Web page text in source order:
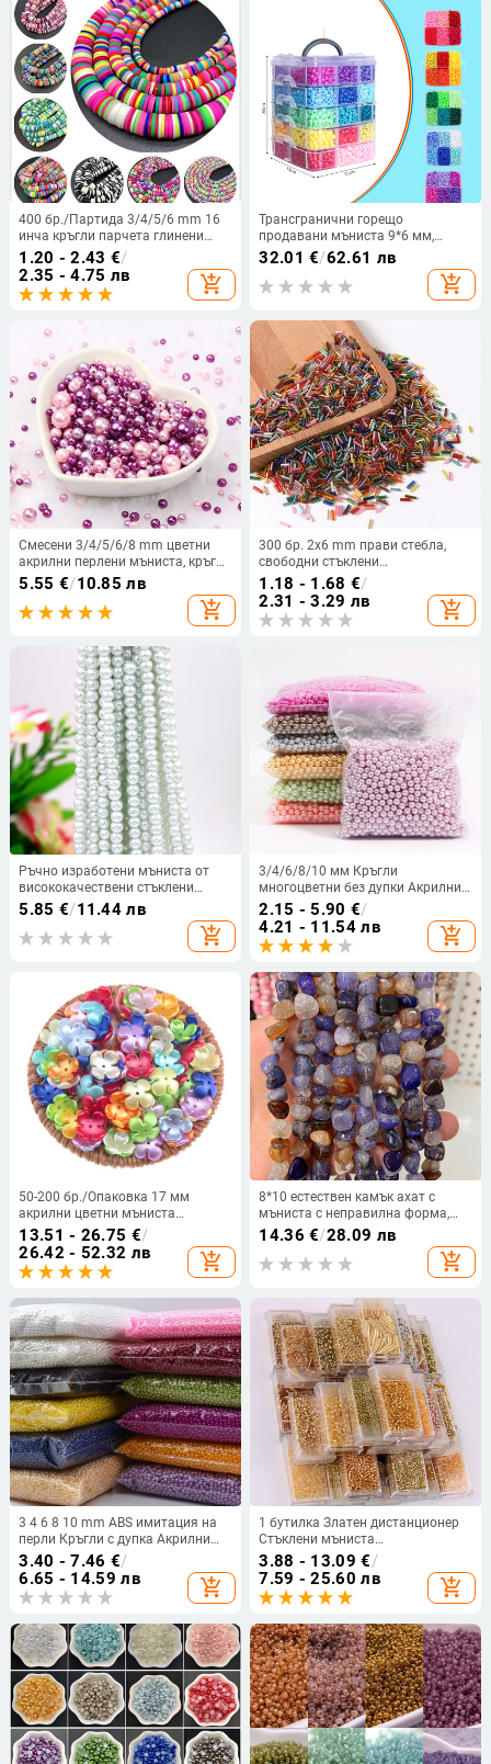
400 бр./Партида 3/4/5/6 mm 16
инча кръгли парчета глинени
мъниста Дистанционни мъниста
Мъниста от полимерна глина за
изработка на бижута Направи си
сам ръчно изработени аксесоари
1.20 - 2.43 €/
2.35 - 4.75 лв
add_shopping_cart
Трансгранични горещо
продавани мъниста 9*6 мм,
изработка на детски гривни
„Направи си сам“, цветни ръчно
изработени бижута с мъниста
32.01 €/62.61 лв
add_shopping_cart
Смесени 3/4/5/6/8 mm цветни
акрилни перлени мъниста, кръгли
свободни имитационни перли за
ръкоделие, изработка на бижута,
гривна, направи си сам, занаяти
5.55 €/10.85 лв
add_shopping_cart
300 бр. 2x6 mm прави стебла,
свободни стъклени
дистанционни тръби за семена
Leptospira мъниста за изработка
на бижута Направи си сам
аксесоари за шиене на дрехи
1.18 - 1.68 €/
2.31 - 3.29 лв
add_shopping_cart
Ръчно изработени мъниста от
висококачествени стъклени
имитации на перли, цветни
перфорирани перли, колие,
гривна, аксесоари за
приблизително 140 мъниста.
5.85 €/11.44 лв
add_shopping_cart
3/4/6/8/10 мм Кръгли
многоцветни без дупки Акрилни
имитиращи перлени мъниста
Разхлабени мъниста За Направи
си сам Лексбук Декорация
Изработка на занаяти
2.15 - 5.90 €/
4.21 - 11.54 лв
add_shopping_cart
50-200 бр./Опаковка 17 мм
акрилни цветни мъниста
Свободни разделителни мъниста
за изработка на бижута Гривна
Направи си сам шапка
Аксесоари за декорация на дрехи
13.51 - 26.75 €/
26.42 - 52.32 лв
add_shopping_cart
8*10 естествен камък ахат с
мъниста с неправилна форма,
свободни мъниста, ръчно
изработени полуготови
аксесоари на едро, кристал
14.36 €/28.09 лв
add_shopping_cart
3 4 6 8 10 mm ABS имитация на
перли Кръгли с дупка Акрилни
мъниста Направи си сам Гривна
Обеци Чар Шиене на мъниста
Колие Изработка на бижута
3.40 - 7.46 €/
6.65 - 14.59 лв
add_shopping_cart
1 бутилка Златен дистанционер
Стъклени мъниста
Многоразмерни мъниста Delica
Bugles Tube For DIY Жени Колиета
Дрехи Аксесоари за шиене
3.88 - 13.09 €/
7.59 - 25.60 лв
add_shopping_cart